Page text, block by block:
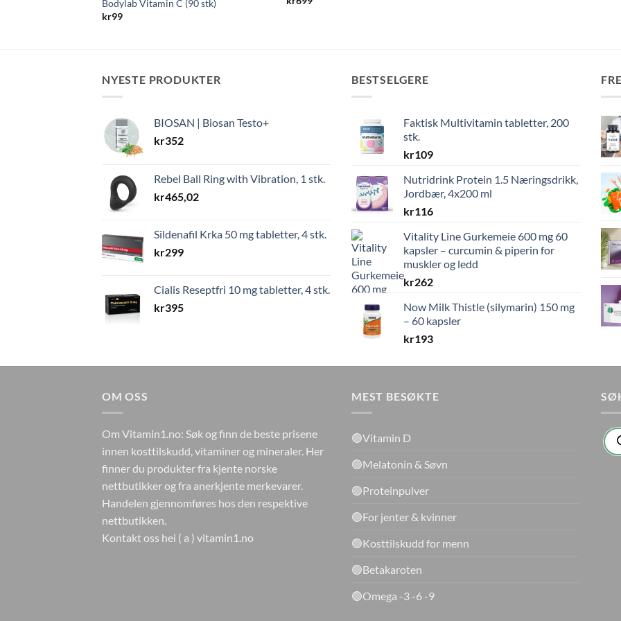
Bodylab Vitamin C (90 stk)
kr99
NYESTE PRODUKTER
BIOSAN | Biosan Testo+
kr352
Rebel Ball Ring with Vibration, 1 stk.
kr465,02
Sildenafil Krka 50 mg tabletter, 4 stk.
kr299
Cialis Reseptfri 10 mg tabletter, 4 stk.
kr395
BESTSELGERE
Faktisk Multivitamin tabletter, 200
stk.
kr109
Nutridrink Protein 1.5 Næringsdrikk,
Jordbær, 4x200 ml
kr116
Vitality Line Gurkemeie 600 mg 60
kapsler – curcumin & piperin for
muskler og ledd
kr262
Now Milk Thistle (silymarin) 150 mg
– 60 kapsler
kr193
OM OSS
Om Vitamin1.no: Søk og finn de beste prisene
innen kosttilskudd, vitaminer og mineraler. Her
finner du produkter fra kjente norske
nettbutikker og fra anerkjente merkevarer.
Handelen gjennomføres hos den respektive
nettbutikken.
Kontakt oss hei ( a ) vitamin1.no
MEST BESØKTE
🟢Vitamin D
🟢Melatonin & Søvn
🟢Proteinpulver
🟢For jenter & kvinner
🟢Kosttilskudd for menn
🟢Betakaroten
🟢Omega -3 -6 -9